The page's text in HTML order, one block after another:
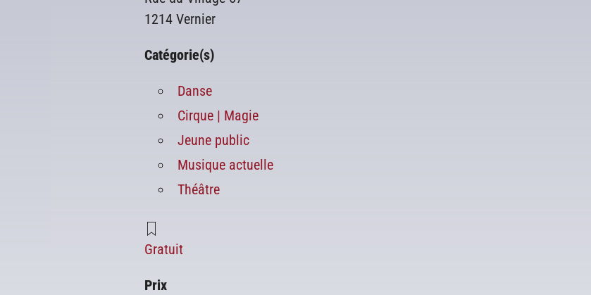
1214 Vernier
Catégorie(s)
Danse
Cirque | Magie
Jeune public
Musique actuelle
Théâtre
Gratuit
Prix